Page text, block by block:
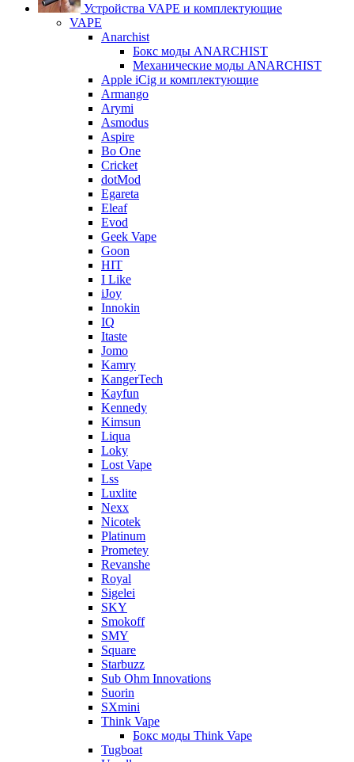
Устройства VAPE и комплектующие
VAPE
Anarchist
Бокс моды ANARCHIST
Механические моды ANARCHIST
Apple iCig и комплектующие
Armango
Arymi
Asmodus
Aspire
Bo One
Cricket
dotMod
Egareta
Eleaf
Evod
Geek Vape
Goon
HIT
I Like
iJoy
Innokin
IQ
Itaste
Jomo
Kamry
KangerTech
Kayfun
Kennedy
Kimsun
Liqua
Loky
Lost Vape
Lss
Luxlite
Nexx
Nicotek
Platinum
Prometey
Revanshe
Royal
Sigelei
SKY
Smokoff
SMY
Square
Starbuzz
Sub Ohm Innovations
Suorin
SXmini
Think Vape
Бокс моды Think Vape
Tugboat